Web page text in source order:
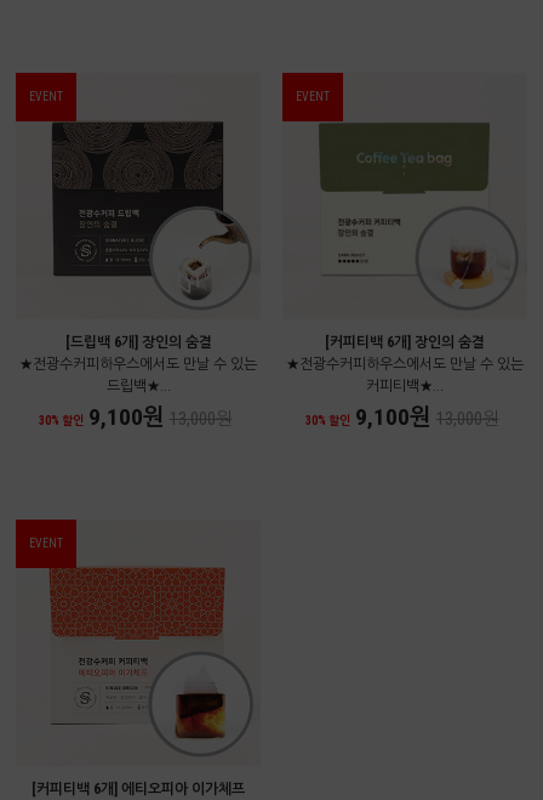
EVENT
[드립백 6개] 장인의 숨결
★전광수커피하우스에서도 만날 수 있는
드립백★...
30% 할인 9,100원 13,000원
EVENT
[커피티백 6개] 장인의 숨결
★전광수커피하우스에서도 만날 수 있는
커피티백★...
30% 할인 9,100원 13,000원
EVENT
[커피티백 6개] 에티오피아 이가체프